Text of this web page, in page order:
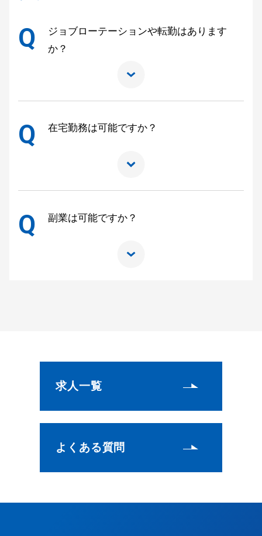
Q
ジョブローテーションや転勤はあります
か？
Q 在宅勤務は可能ですか？
Q 副業は可能ですか？
求人一覧
よくある質問